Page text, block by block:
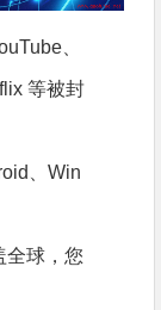
、
等被封
、Win
全球，您